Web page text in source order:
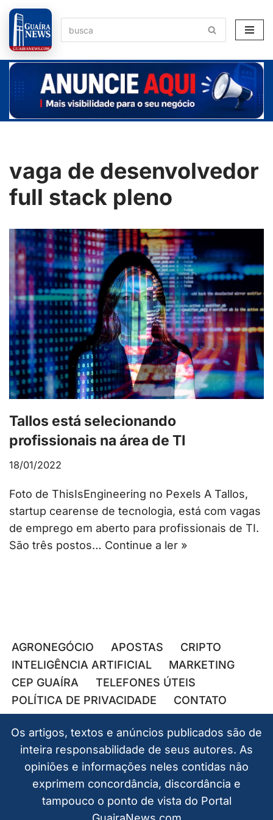
Pular
para
o
conteúdo
vaga de desenvolvedor
full stack pleno
Tallos está selecionando
profissionais na área de TI
18/01/2022
Foto de ThisIsEngineering no Pexels A Tallos,
startup cearense de tecnologia, está com vagas
de emprego em aberto para profissionais de TI.
São três postos… Continue a ler »
AGRONEGÓCIO APOSTAS
CRIPTO
INTELIGÊNCIA ARTIFICIAL
MARKETING
CEP GUAÍRA
TELEFONES ÚTEIS
POLÍTICA DE PRIVACIDADE
CONTATO
Os artigos, textos e anúncios publicados são de
inteira responsabilidade de seus autores. As
opiniões e informações neles contidas não
exprimem concordância, discordância e
tampouco o ponto de vista do Portal